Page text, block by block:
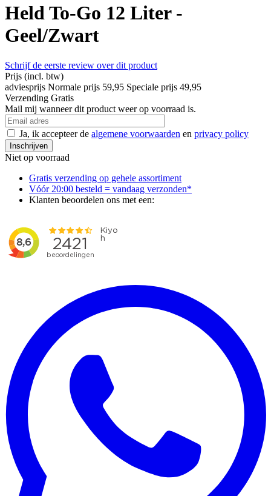
Held To-Go 12 Liter -
Geel/Zwart
Schrijf de eerste review over dit product
Prijs (incl. btw)
adviesprijs Normale prijs 59,95 Speciale prijs 49,95
Verzending Gratis
Mail mij wanneer dit product weer op voorraad is.
Ja, ik accepteer de algemene voorwaarden en privacy policy
Inschrijven
Niet op voorraad
Gratis verzending op gehele assortiment
Vóór 20:00 besteld = vandaag verzonden*
Klanten beoordelen ons met een: